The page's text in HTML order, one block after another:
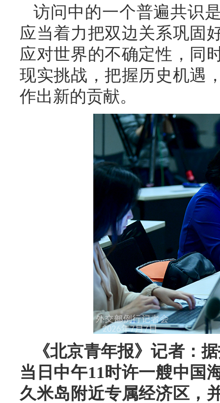
访问中的一个普遍共识
应当着力把双边关系巩固
应对世界的不确定性，同
现实挑战，把握历史机遇
作出新的贡献。
《北京青年报》记者：
当日中午11时许一艘中国
久米岛附近专属经济区，